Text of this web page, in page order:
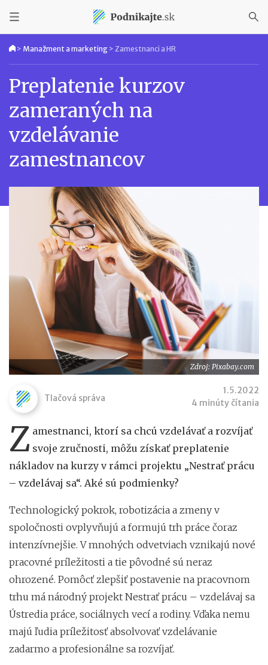
> Manažment a marketing > Zamestnanci a HR
Preplatenie kurzov
zameraných na
vzdelávanie
zamestnancov
Zdroj: Pixabay.com
Tlačová správa
1.5.2022
4 minúty čítania
Z amestnanci, ktorí sa chcú vzdelávať a rozvíjať
svoje zručnosti, môžu získať preplatenie
nákladov na kurzy v rámci projektu „Nestrať prácu
– vzdelávaj sa“. Aké sú podmienky?
Technologický pokrok, robotizácia a zmeny v
spoločnosti ovplyvňujú a formujú trh práce čoraz
intenzívnejšie. V mnohých odvetviach vznikajú nové
pracovné príležitosti a tie pôvodné sú neraz
ohrozené. Pomôcť zlepšiť postavenie na pracovnom
trhu má národný projekt Nestrať prácu – vzdelávaj sa
Ústredia práce, sociálnych vecí a rodiny. Vďaka nemu
majú ľudia príležitosť absolvovať vzdelávanie
zadarmo a profesionálne sa rozvíjať.